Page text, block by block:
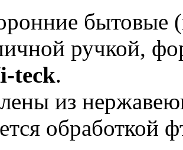
бытовые
ручкой,
teck.
из
обработкой